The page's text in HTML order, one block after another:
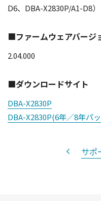
D6、DBA-X2830P/A1-D8）
■ファームウェアバージ
2.04.000
■ダウンロードサイト
DBA-X2830P
DBA-X2830P(6年／8年パ
サポ